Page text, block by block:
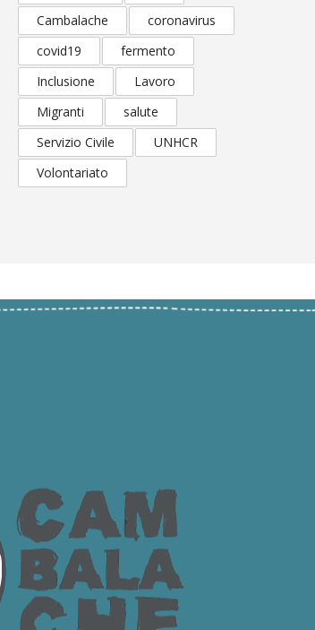
Cambalache
coronavirus
covid19
fermento
Inclusione
Lavoro
Migranti
salute
Servizio Civile
UNHCR
Volontariato